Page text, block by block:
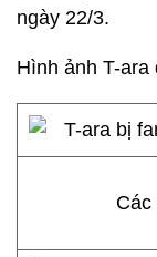
ngày 22/3.
Hình ảnh T-ara
Các